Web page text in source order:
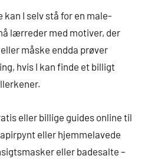
I selv stå for en male-
lærreder med motiver, der
måske endda prøver
hvis I kan finde et billigt
eller billige guides online til
eller hjemmelavede
eller badesalte –